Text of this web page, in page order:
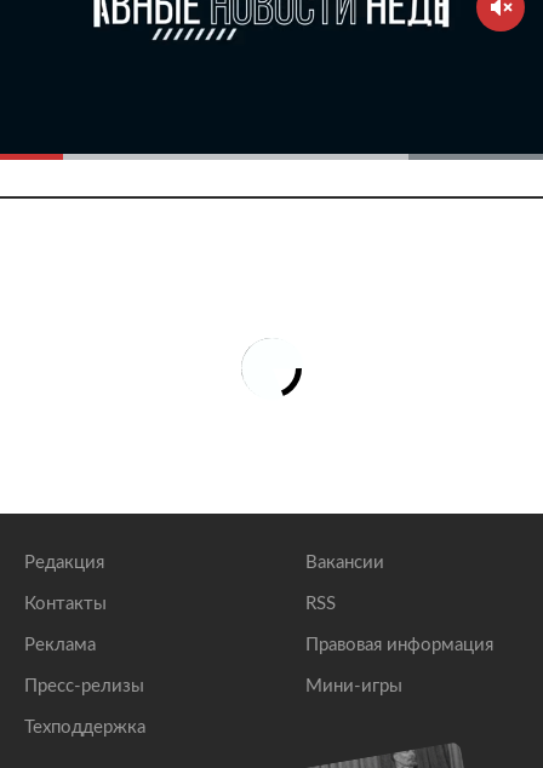
Редакция
Контакты
Реклама
Пресс-релизы
Техподдержка
Вакансии
RSS
Правовая информация
Мини-игры